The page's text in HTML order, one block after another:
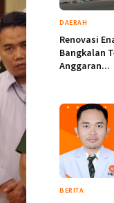
DAERAH
Renovasi
Bangkalan
Anggaran...
BERITA